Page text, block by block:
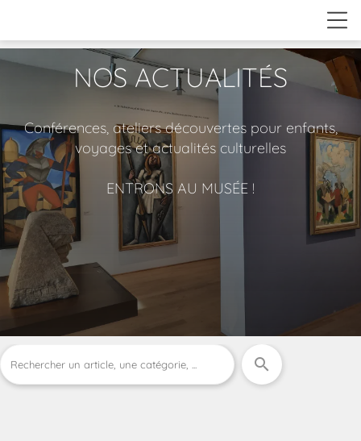
NOS ACTUALITÉS
Conférences, ateliers découvertes pour enfants,
voyages et actualités culturelles
ENTRONS AU MUSÉE !
search